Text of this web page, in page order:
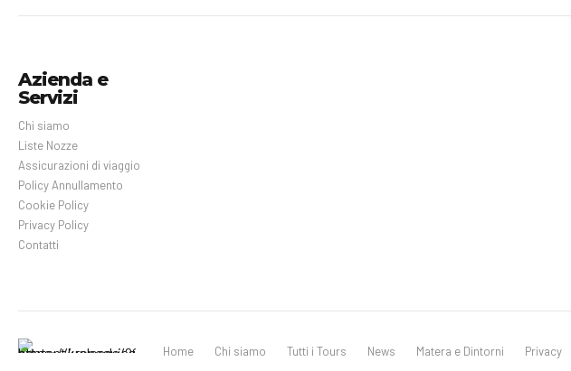
Azienda e
Servizi
Chi siamo
Liste Nozze
Assicurazioni di viaggio
Policy Annullamento
Cookie Policy
Privacy Policy
Contatti
Home Chi siamo Tutti i Tours News Matera e Dintorni Privacy